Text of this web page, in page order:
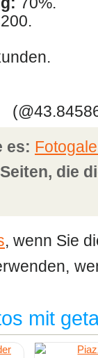
es:
Seiten, die
, wenn Sie
mit